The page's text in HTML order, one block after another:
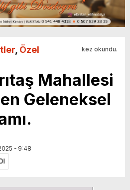
Özel
kez okundu.
Mahallesi
Geleneksel
- 9:48